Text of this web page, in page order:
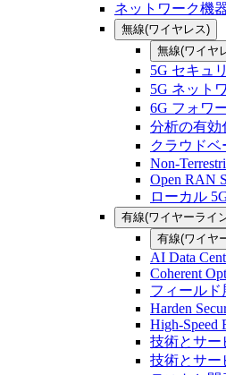
ネットワーク機
無線(ワイヤレス)
無線(ワイヤ
5G セキュ
5G ネット
6G フォワ
分析の有効
クラウドベ
Non-
Open RAN
ローカル
有線(ワイヤーライ
有線(ワイヤ
AI Data
Coherent
フィールド
Harden
High-Speed
技術とサー
技術とサー